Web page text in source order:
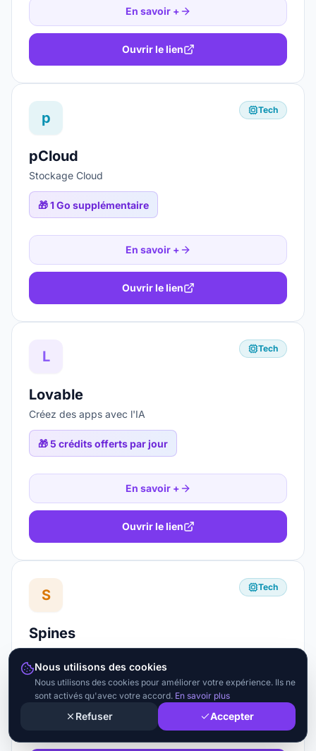
En savoir +
Ouvrir le lien
p Tech
pCloud
Stockage Cloud
🎁1 Go supplémentaire
En savoir +
Ouvrir le lien
L Tech
Lovable
Créez des apps avec l'IA
🎁5 crédits offerts par jour
En savoir +
Ouvrir le lien
S Tech
Spines
Auto-édition de livre assistée par IA
🎁Publication en 30 jours via IA
En savoir +
Nous utilisons des cookies
Nous utilisons des cookies pour améliorer votre expérience. Ils ne
sont activés qu'avec votre accord. En savoir plus
Refuser Accepter